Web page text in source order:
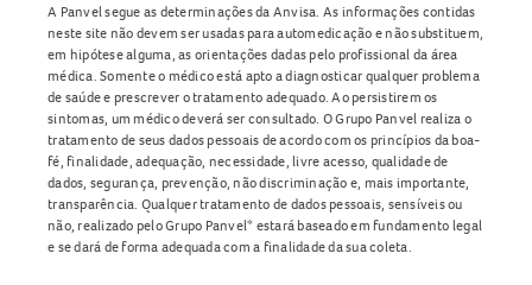
A Panvel segue as determinações da Anvisa. As informações contidas
neste site não devem ser usadas para automedicação e não substituem,
em hipótese alguma, as orientações dadas pelo profissional da área
médica. Somente o médico está apto a diagnosticar qualquer problema
de saúde e prescrever o tratamento adequado. Ao persistirem os
sintomas, um médico deverá ser consultado. O Grupo Panvel realiza o
tratamento de seus dados pessoais de acordo com os princípios da boa-
fé, finalidade, adequação, necessidade, livre acesso, qualidade de
dados, segurança, prevenção, não discriminação e, mais importante,
transparência. Qualquer tratamento de dados pessoais, sensíveis ou
não, realizado pelo Grupo Panvel* estará baseado em fundamento legal
e se dará de forma adequada com a finalidade da sua coleta.